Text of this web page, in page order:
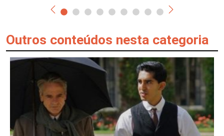
Outros conteúdos nesta categoria